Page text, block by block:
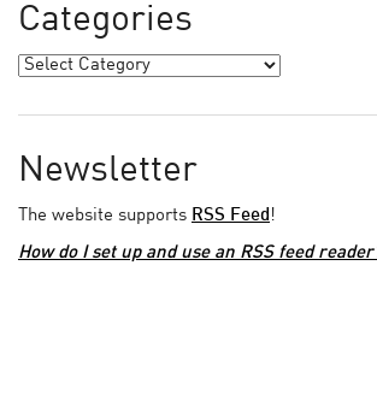
Categories
Newsletter
The website supports RSS Feed !
How do I set up and use an RSS feed